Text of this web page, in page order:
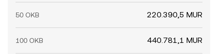
50 OKB 220.390,5 MUR
100 OKB 440.781,1 MUR